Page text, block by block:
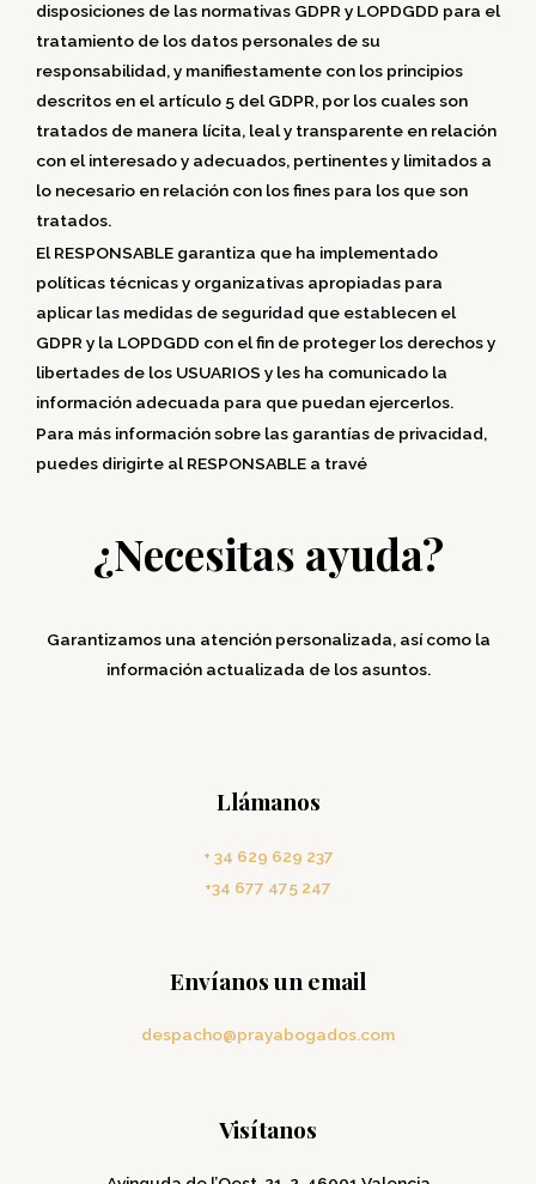
disposiciones de las normativas GDPR y LOPDGDD para el
tratamiento de los datos personales de su
responsabilidad, y manifiestamente con los principios
descritos en el artículo 5 del GDPR, por los cuales son
tratados de manera lícita, leal y transparente en relación
con el interesado y adecuados, pertinentes y limitados a
lo necesario en relación con los fines para los que son
tratados.
El RESPONSABLE garantiza que ha implementado
políticas técnicas y organizativas apropiadas para
aplicar las medidas de seguridad que establecen el
GDPR y la LOPDGDD con el fin de proteger los derechos y
libertades de los USUARIOS y les ha comunicado la
información adecuada para que puedan ejercerlos.
Para más información sobre las garantías de privacidad,
puedes dirigirte al RESPONSABLE a travé
¿Necesitas ayuda?
Garantizamos una atención personalizada, así como la
información actualizada de los asuntos.
Llámanos
+ 34 629 629 237
+34 677 475 247
Envíanos un email
despacho@prayabogados.com
Visítanos